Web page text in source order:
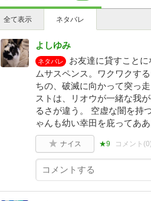
全て表示 ネタバレ
よしゆみ
ネタバレ
お友達に貸すこと
ムサスペンス。ワクワクす
ちの、破滅に向かって突っ
ストは、リオウが一緒な我
るさが違う。 空虚な闇を持
ゃんも幼い幸田を庇ってあ
ナイス ★9 コメント(0)